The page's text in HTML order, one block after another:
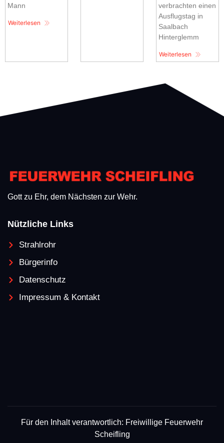
Mann
Weiterlesen
verbrachten einen
Ausflugstag in
Saalbach
Hinterglemm
Weiterlesen
Gott zu Ehr, dem Nächsten zur Wehr.
Nützliche Links
Strahlrohr
Bürgerinfo
Datenschutz
Impressum & Kontakt
Für den Inhalt verantwortlich: Freiwillige Feuerwehr
Scheifling